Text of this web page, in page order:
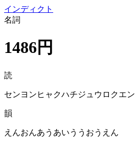
インディクト
名詞
1486円
読
センヨンヒャクハチジュウロクエン
韻
えんおんあうあいううおうえん